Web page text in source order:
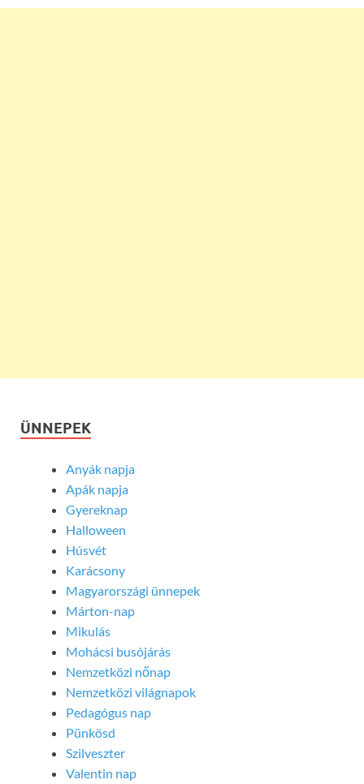
ÜNNEPEK
Anyák napja
Apák napja
Gyereknap
Halloween
Húsvét
Karácsony
Magyarországi ünnepek
Márton-nap
Mikulás
Mohácsi busójárás
Nemzetközi nőnap
Nemzetközi világnapok
Pedagógus nap
Pünkösd
Szilveszter
Valentin nap